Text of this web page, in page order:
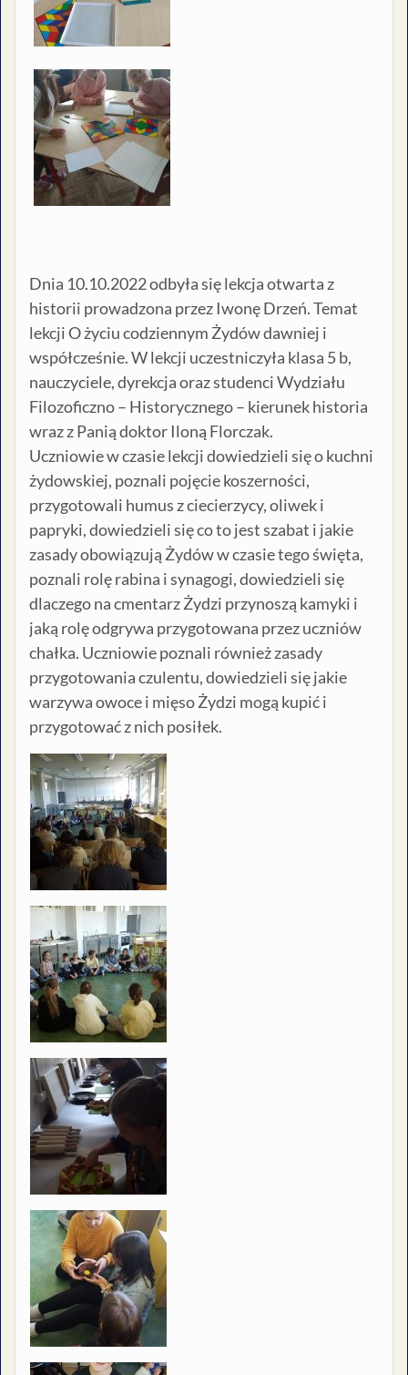
Dnia 10.10.2022 odbyła się lekcja otwarta z
historii prowadzona przez Iwonę Drzeń. Temat
lekcji O życiu codziennym Żydów dawniej i
współcześnie. W lekcji uczestniczyła klasa 5 b,
nauczyciele, dyrekcja oraz studenci Wydziału
Filozoficzno – Historycznego – kierunek historia
wraz z Panią doktor Iloną Florczak.
Uczniowie w czasie lekcji dowiedzieli się o kuchni
żydowskiej, poznali pojęcie koszerności,
przygotowali humus z ciecierzycy, oliwek i
papryki, dowiedzieli się co to jest szabat i jakie
zasady obowiązują Żydów w czasie tego święta,
poznali rolę rabina i synagogi, dowiedzieli się
dlaczego na cmentarz Żydzi przynoszą kamyki i
jaką rolę odgrywa przygotowana przez uczniów
chałka. Uczniowie poznali również zasady
przygotowania czulentu, dowiedzieli się jakie
warzywa owoce i mięso Żydzi mogą kupić i
przygotować z nich posiłek.